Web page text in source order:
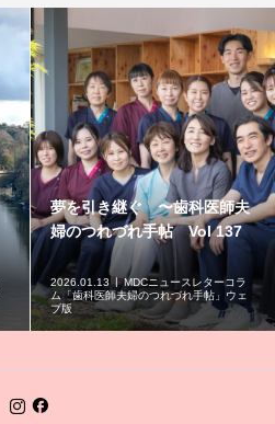
夢を引き継ぐ 〜歯科医師夫
婦のつれづれ手帖 Vol 137
2026.01.13
MDCニュースレターコラ
ム「歯科医師夫婦のつれづれ手帖」ウェ
ブ版